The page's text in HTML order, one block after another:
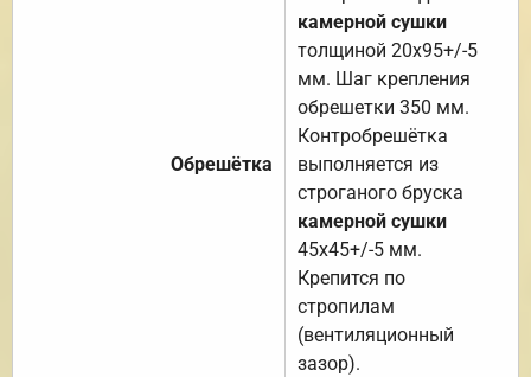
Обрешётка
камерной сушки
толщиной 20х95+/-5
мм. Шаг крепления
обрешетки 350 мм.
Контробрешётка
выполняется из
строганого бруска
камерной сушки
45х45+/-5 мм.
Крепится по
стропилам
(вентиляционный
зазор).